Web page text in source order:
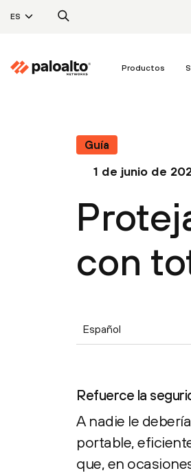
ES
Productos
Guía
1 de junio de
con
Español
Refuerce la
A nadie le
portable,
que, en